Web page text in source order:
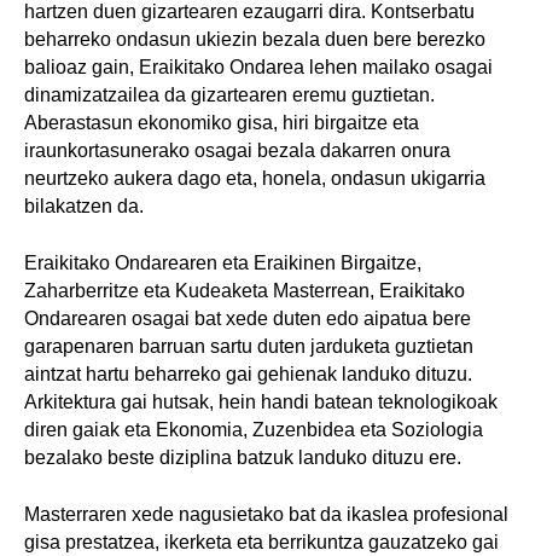
hartzen duen gizartearen ezaugarri dira. Kontserbatu
beharreko ondasun ukiezin bezala duen bere berezko
balioaz gain, Eraikitako Ondarea lehen mailako osagai
dinamizatzailea da gizartearen eremu guztietan.
Aberastasun ekonomiko gisa, hiri birgaitze eta
iraunkortasunerako osagai bezala dakarren onura
neurtzeko aukera dago eta, honela, ondasun ukigarria
bilakatzen da.
Eraikitako Ondarearen eta Eraikinen Birgaitze,
Zaharberritze eta Kudeaketa Masterrean, Eraikitako
Ondarearen osagai bat xede duten edo aipatua bere
garapenaren barruan sartu duten jarduketa guztietan
aintzat hartu beharreko gai gehienak landuko dituzu.
Arkitektura gai hutsak, hein handi batean teknologikoak
diren gaiak eta Ekonomia, Zuzenbidea eta Soziologia
bezalako beste diziplina batzuk landuko dituzu ere.
Masterraren xede nagusietako bat da ikaslea profesional
gisa prestatzea, ikerketa eta berrikuntza gauzatzeko gai